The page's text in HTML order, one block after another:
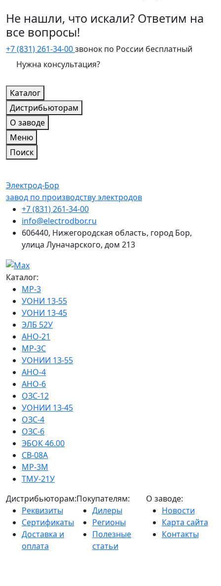
Не нашли, что искали? Ответим на
все вопросы!
+7 (831) 261-34-00звонок по России бесплатный
Нужна консультация?
Каталог
Дистрибьюторам
О заводе
Меню
Поиск
Электрод-Бор
завод по производству электродов
+7 (831) 261-34-00
info@electrodbor.ru
606440, Нижегородская область, город Бор,
улица Луначарского, дом 213
Каталог:
МР-3
УОНИ 13-55
УОНИ 13-45
ЭЛБ 52У
АНО-21
МР-3С
УОНИИ 13-55
АНО-4
АНО-6
ОЗС-12
УОНИИ 13-45
ОЗС-4
ОЗС-6
ЭБОК 46.00
СВ-08А
МР-3М
ТМУ-21У
Дистрибьюторам:
Реквизиты
Сертификаты
Доставка и
оплата
Покупателям:
Дилеры
Регионы
Полезные
статьи
О заводе:
Новости
Карта сайта
Контакты